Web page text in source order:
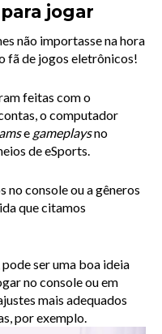
jogar
não importasse na hora
fã de jogos eletrônicos!
feitas com o
o computador
e gameplaysno
de eSports.
no console ou a gêneros
que citamos
ser uma boa ideia
no console ou em
mais adequados
por exemplo.